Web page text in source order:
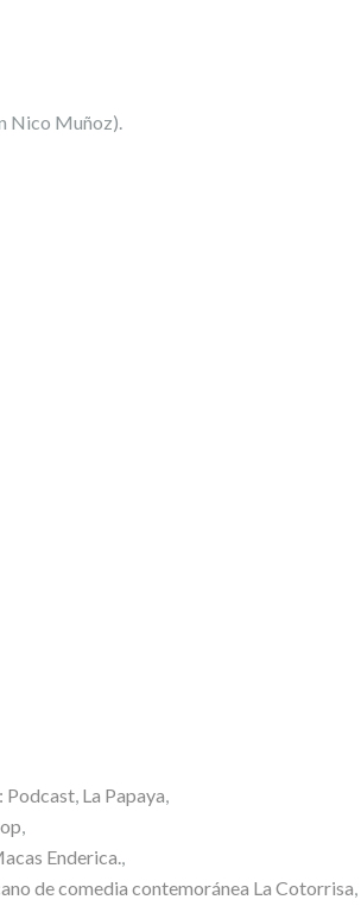
Nico Muñoz).
Podcast, La Papaya,
,
Enderica.,
de comedia contemoránea La Cotorrisa,